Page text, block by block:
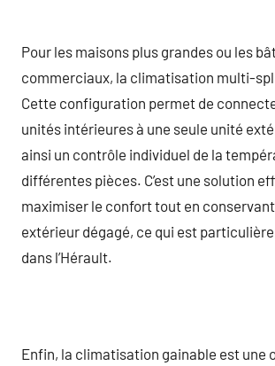
Pour les maisons plus grandes ou les
commerciaux, la climatisation multi-
Cette configuration permet de
unités intérieures à une seule unité
ainsi un contrôle individuel de la
différentes pièces. C’est une solution
maximiser le confort tout en
extérieur dégagé, ce qui est
dans l’Hérault.
Enfin, la climatisation gainable est une